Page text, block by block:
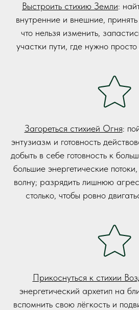
Выстроить стихию Земли:
внутренние и внешние, принять
что нельзя изменить,
участки пути, где нужно
Загореться стихией Огня:
энтузиазм и готовность
добыть в себе готовность к
большие энергетические
волну; разрядить лишнюю
столько, чтобы ровно
Прикоснуться к стихии
энергетический архетип на
вспомнить свою лёгкость и